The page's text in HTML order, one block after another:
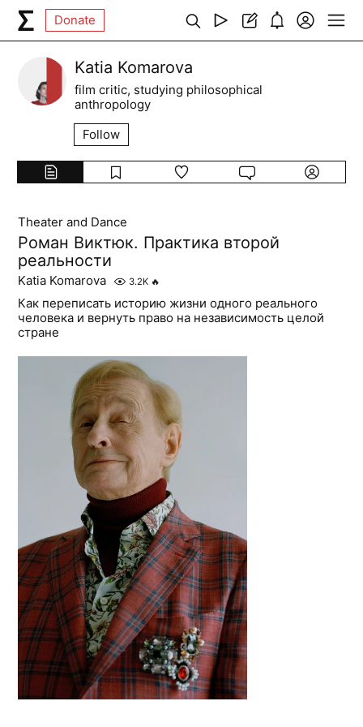
Donate
Katia Komarova
film critic, studying philosophical
anthropology
Follow
Theater and Dance
Роман Виктюк. Практика второй
реальности
Katia Komarova 3.2K 🔥
Как переписать историю жизни одного реального
человека и вернуть право на независимость целой
стране